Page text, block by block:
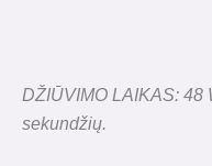
DŽIŪVIMO LAIKAS: 48
sekundžių.